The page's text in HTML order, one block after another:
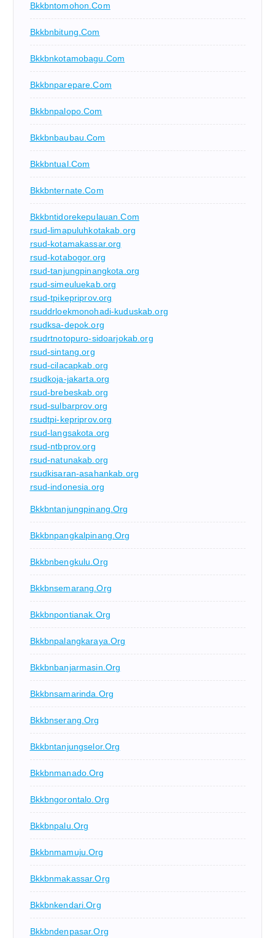
Bkkbntomohon.com
Bkkbnbitung.com
Bkkbnkotamobagu.com
Bkkbnparepare.com
Bkkbnpalopo.com
Bkkbnbaubau.com
Bkkbntual.com
Bkkbnternate.com
Bkkbntidorekepulauan.com
rsud-limapuluhkotakab.org
rsud-kotamakassar.org
rsud-kotabogor.org
rsud-tanjungpinangkota.org
rsud-simeuluekab.org
rsud-tpikepriprov.org
rsuddrloekmonohadi-kuduskab.org
rsudksa-depok.org
rsudrtnotopuro-sidoarjokab.org
rsud-sintang.org
rsud-cilacapkab.org
rsudkoja-jakarta.org
rsud-brebeskab.org
rsud-sulbarprov.org
rsudtpi-kepriprov.org
rsud-langsakota.org
rsud-ntbprov.org
rsud-natunakab.org
rsudkisaran-asahankab.org
rsud-indonesia.org
Bkkbntanjungpinang.org
Bkkbnpangkalpinang.org
Bkkbnbengkulu.org
Bkkbnsemarang.org
Bkkbnpontianak.org
Bkkbnpalangkaraya.org
Bkkbnbanjarmasin.org
Bkkbnsamarinda.org
Bkkbnserang.org
Bkkbntanjungselor.org
Bkkbnmanado.org
Bkkbngorontalo.org
Bkkbnpalu.org
Bkkbnmamuju.org
Bkkbnmakassar.org
Bkkbnkendari.org
Bkkbndenpasar.org